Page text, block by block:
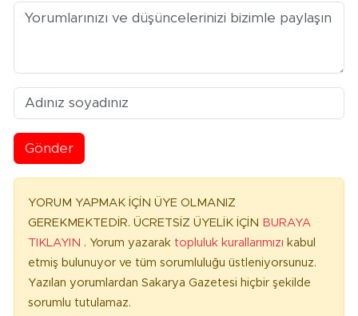
Gönder
YORUM YAPMAK İÇİN ÜYE OLMANIZ
GEREKMEKTEDİR. ÜCRETSİZ ÜYELİK İÇİN BURAYA
TIKLAYIN . Yorum yazarak topluluk kurallarımızı kabul
etmiş bulunuyor ve tüm sorumluluğu üstleniyorsunuz.
Yazılan yorumlardan Sakarya Gazetesi hiçbir şekilde
sorumlu tutulamaz.